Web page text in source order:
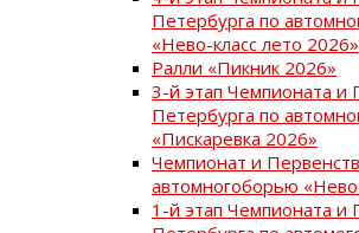
Петербурга по
«Нево-класс лето 2026»
Ралли «Пикник 2026»
3-й этап Чемпионата и
Петербурга по
«Пискаревка 2026»
Чемпионат и
автомногоборью
1-й этап Чемпионата и